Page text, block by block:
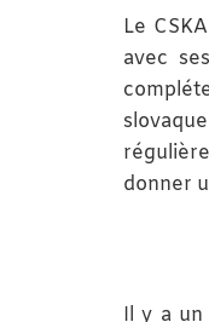
Le
avec
slovaque
donner
Il y a un